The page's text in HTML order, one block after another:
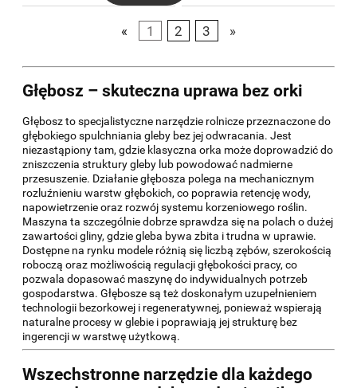
« 1 2 3 »
Głębosz – skuteczna uprawa bez orki
Głębosz to specjalistyczne narzędzie rolnicze przeznaczone do
głębokiego spulchniania gleby bez jej odwracania. Jest
niezastąpiony tam, gdzie klasyczna orka może doprowadzić do
zniszczenia struktury gleby lub powodować nadmierne
przesuszenie. Działanie głębosza polega na mechanicznym
rozluźnieniu warstw głębokich, co poprawia retencję wody,
napowietrzenie oraz rozwój systemu korzeniowego roślin.
Maszyna ta szczególnie dobrze sprawdza się na polach o dużej
zawartości gliny, gdzie gleba bywa zbita i trudna w uprawie.
Dostępne na rynku modele różnią się liczbą zębów, szerokością
roboczą oraz możliwością regulacji głębokości pracy, co
pozwala dopasować maszynę do indywidualnych potrzeb
gospodarstwa. Głębosze są też doskonałym uzupełnieniem
technologii bezorkowej i regeneratywnej, ponieważ wspierają
naturalne procesy w glebie i poprawiają jej strukturę bez
ingerencji w warstwę użytkową.
Wszechstronne narzędzie dla każdego